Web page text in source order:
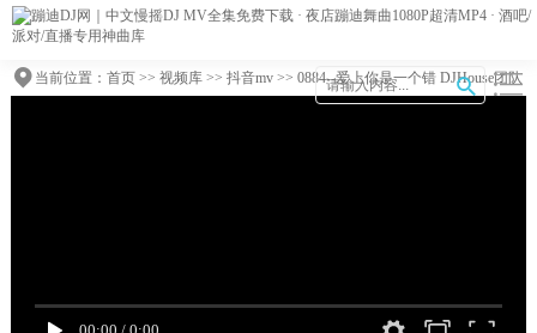
当前位置： 首页>> 视频库>> 抖音mv>> 0884--爱上你是一个错 DJHouse团队